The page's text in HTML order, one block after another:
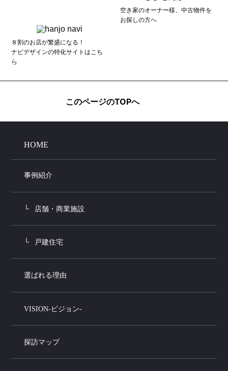
空き家のオーナー様、中古物件を
お探しの方へ
８割のお店が繁盛になる！
ナビデザインの特化サイトはこち
ら
このページのTOPへ
HOME
事例紹介
店舗・商業施設
戸建住宅
選ばれる理由
VISION-ビジョン-
探訪マップ